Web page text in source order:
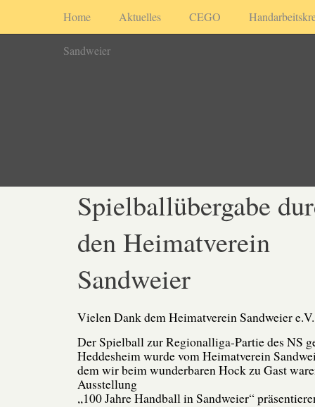
Home Aktuelles CEGO
Sandweier
Spielballübergabe
den Heimatverein
Sandweier
Vielen Dank dem Heimatverein Sandweier e.V.
Der Spielball zur Regionalliga-Partie des NS
Heddesheim wurde vom Heimatverein
dem wir beim wunderbaren Hock zu Gast
Ausstellung
,,100 Jahre Handball in Sandweier“